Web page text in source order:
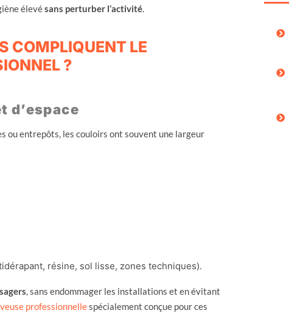
élevésans perturber l’activité.
COMPLIQUENT LE
?
d’espace
ou entrepôts, les couloirs ont souvent une largeur
résine, sol lisse, zones techniques).
, sans endommager les installations et en évitant
professionnellespécialement conçue pour ces